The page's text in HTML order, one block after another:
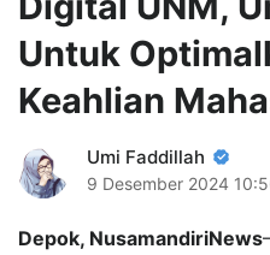
Untuk
Keahlian
Umi Faddillah
9 Desember 2024
Depok, NusamandiriNews